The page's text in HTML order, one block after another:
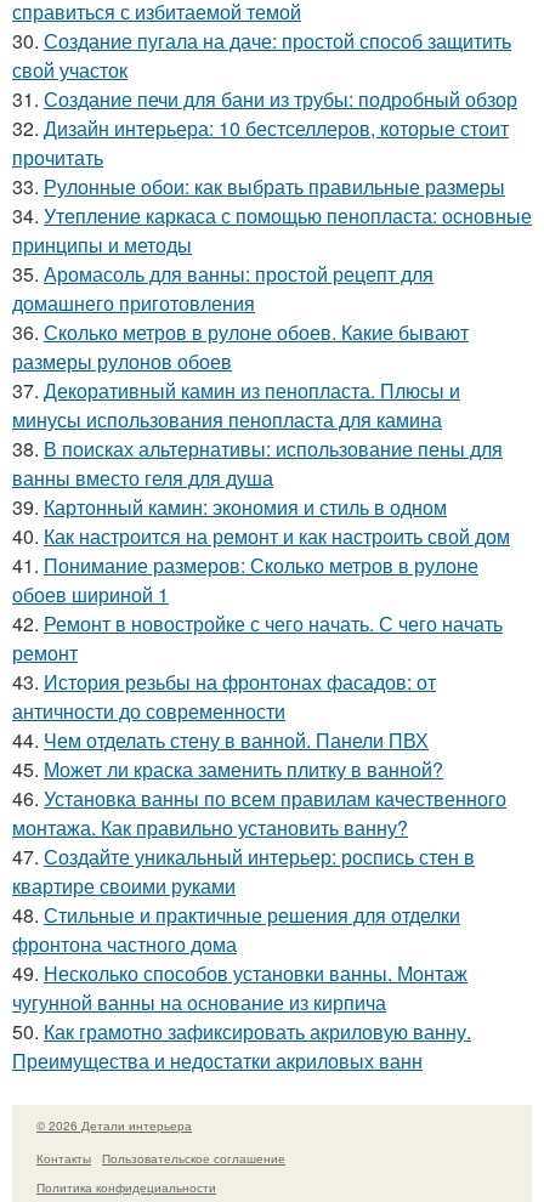
справиться с избитаемой темой
30. Создание пугала на даче: простой способ защитить
свой участок
31. Создание печи для бани из трубы: подробный обзор
32. Дизайн интерьера: 10 бестселлеров, которые стоит
прочитать
33. Рулонные обои: как выбрать правильные размеры
34. Утепление каркаса с помощью пенопласта: основные
принципы и методы
35. Аромасоль для ванны: простой рецепт для
домашнего приготовления
36. Сколько метров в рулоне обоев. Какие бывают
размеры рулонов обоев
37. Декоративный камин из пенопласта. Плюсы и
минусы использования пенопласта для камина
38. В поисках альтернативы: использование пены для
ванны вместо геля для душа
39. Картонный камин: экономия и стиль в одном
40. Как настроится на ремонт и как настроить свой дом
41. Понимание размеров: Сколько метров в рулоне
обоев шириной 1
42. Ремонт в новостройке с чего начать. С чего начать
ремонт
43. История резьбы на фронтонах фасадов: от
античности до современности
44. Чем отделать стену в ванной. Панели ПВХ
45. Может ли краска заменить плитку в ванной?
46. Установка ванны по всем правилам качественного
монтажа. Как правильно установить ванну?
47. Создайте уникальный интерьер: роспись стен в
квартире своими руками
48. Стильные и практичные решения для отделки
фронтона частного дома
49. Несколько способов установки ванны. Монтаж
чугунной ванны на основание из кирпича
50. Как грамотно зафиксировать акриловую ванну.
Преимущества и недостатки акриловых ванн
© 2026 Детали интерьера
Контакты
Пользовательское соглашение
Политика конфидециальности